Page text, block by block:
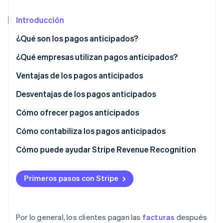
Sesiones de Stripe 2026
Descubre cómo Stripe construye la infraestructura
Mirar ahora
Ecosistema
Socios
Stripe App Marketplace
Introducción
¿Qué son los pagos anticipados?
¿Qué empresas utilizan pagos anticipados?
Ventajas de los pagos anticipados
Desventajas de los pagos anticipados
Cómo ofrecer pagos anticipados
Cómo contabiliza los pagos anticipados
Cómo puede ayudar Stripe Revenue Recognition
Primeros pasos con Stripe
Por lo general, los clientes pagan las facturas después